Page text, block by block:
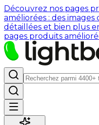
Découvrez nos pages
améliorées : des
détaillées et bien plus
pages produits